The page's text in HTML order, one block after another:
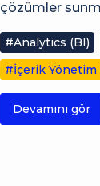
çözümler
#Analytics (BI)
#İçerik Yönetim
Devamını gör